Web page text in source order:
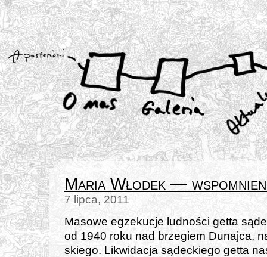
Maria Włodek —
7 lipca, 2011
Masowe egze­ku­cje lud­no­ści get­ta
od 1940 roku nad brze­giem Dunajca,
skie­go. Likwidacja sądec­kie­go get­ta